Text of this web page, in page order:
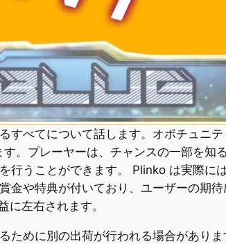
すべてについて話します。オポチュニテ
。プレーヤーは、チャンスの一部を知
行うことができます。 Plinko は実際に
金や特典が付いており、ユーザーの期待
左右されます。
めに別の出荷が行われる場合がありま